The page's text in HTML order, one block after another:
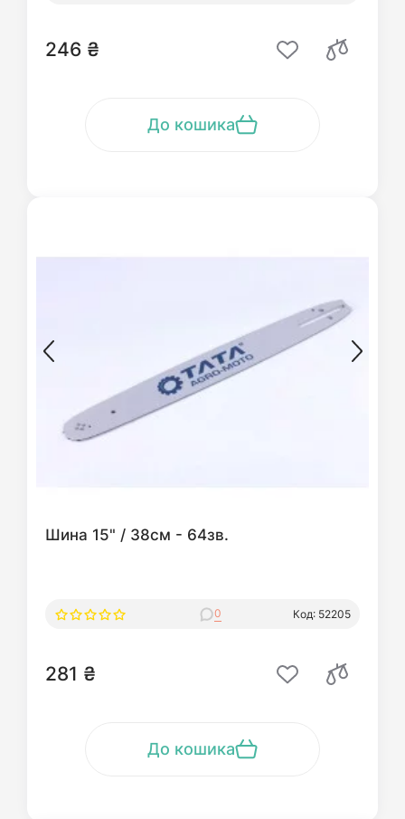
246 ₴
До кошика
Шина 15" / 38см - 64зв.
0 Код: 52205
281 ₴
До кошика